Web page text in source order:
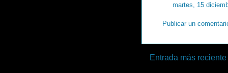
martes, 15
Publicar un
Entrada más reciente